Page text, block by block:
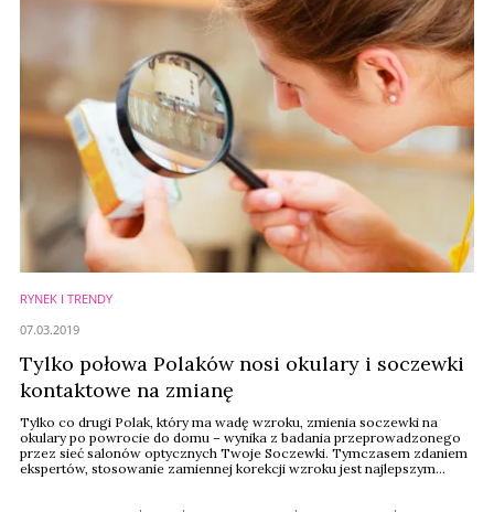
RYNEK I TRENDY
Tylko połowa Polaków nosi okulary i soczewki
kontaktowe na zmianę
Tylko co drugi Polak, który ma wadę wzroku, zmienia soczewki na
okulary po powrocie do domu – wynika z badania przeprowadzonego
przez sieć salonów optycznych Twoje Soczewki. Tymczasem zdaniem
ekspertów, stosowanie zamiennej korekcji wzroku jest najlepszym
07.03.2019